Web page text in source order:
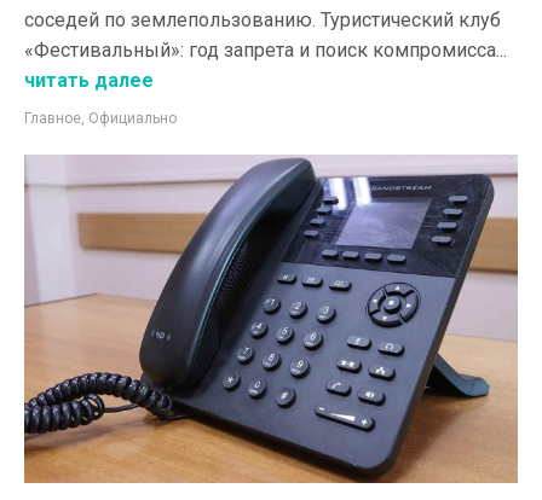
соседей по землепользованию. Туристический клуб
«Фестивальный»: год запрета и поиск компромисса...
читать далее
Главное, Официально